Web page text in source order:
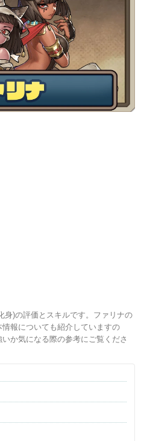
身)の評価とスキルです。ファリナの
報についても紹介していますの
か気になる際の参考にご覧くださ